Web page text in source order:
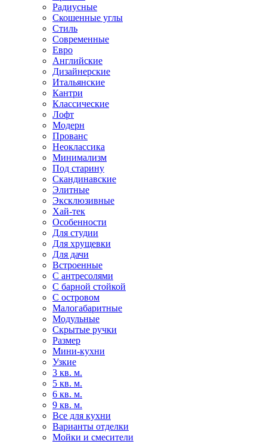
Радиусные
Скошенные углы
Стиль
Современные
Евро
Английские
Дизайнерские
Итальянские
Кантри
Классические
Лофт
Модерн
Прованс
Неоклассика
Минимализм
Под старину
Скандинавские
Элитные
Эксклюзивные
Хай-тек
Особенности
Для студии
Для хрущевки
Для дачи
Встроенные
С антресолями
С барной стойкой
С островом
Малогабаритные
Модульные
Скрытые ручки
Размер
Мини-кухни
Узкие
3 кв. м.
5 кв. м.
6 кв. м.
9 кв. м.
Все для кухни
Варианты отделки
Мойки и смесители